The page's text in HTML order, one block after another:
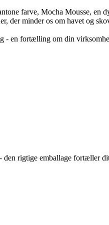
farve, Mocha Mousse, en
der minder os om havet og
- en fortælling om din
den rigtige emballage fortæller